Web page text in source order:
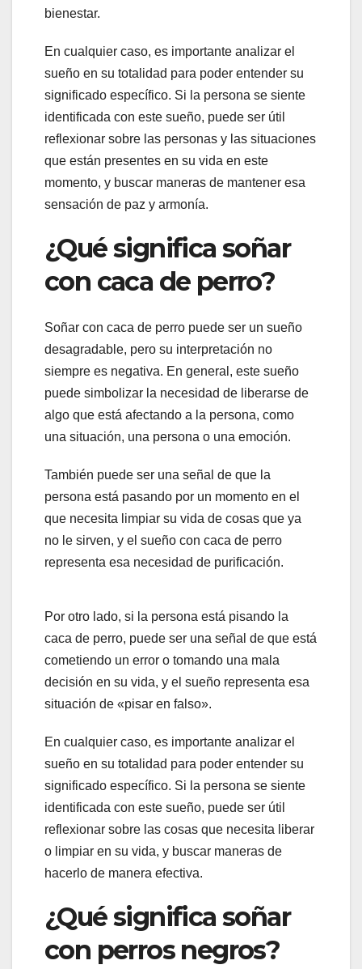
bienestar.
En cualquier caso, es importante analizar el
sueño en su totalidad para poder entender su
significado específico. Si la persona se siente
identificada con este sueño, puede ser útil
reflexionar sobre las personas y las situaciones
que están presentes en su vida en este
momento, y buscar maneras de mantener esa
sensación de paz y armonía.
¿Qué significa soñar
con caca de perro?
Soñar con caca de perro puede ser un sueño
desagradable, pero su interpretación no
siempre es negativa. En general, este sueño
puede simbolizar la necesidad de liberarse de
algo que está afectando a la persona, como
una situación, una persona o una emoción.
También puede ser una señal de que la
persona está pasando por un momento en el
que necesita limpiar su vida de cosas que ya
no le sirven, y el sueño con caca de perro
representa esa necesidad de purificación.
Por otro lado, si la persona está pisando la
caca de perro, puede ser una señal de que está
cometiendo un error o tomando una mala
decisión en su vida, y el sueño representa esa
situación de «pisar en falso».
En cualquier caso, es importante analizar el
sueño en su totalidad para poder entender su
significado específico. Si la persona se siente
identificada con este sueño, puede ser útil
reflexionar sobre las cosas que necesita liberar
o limpiar en su vida, y buscar maneras de
hacerlo de manera efectiva.
¿Qué significa soñar
con perros negros?